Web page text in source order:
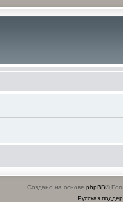
Создано на основе phpBB®
Русская